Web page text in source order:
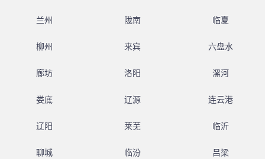
兰州 陇南 临夏
柳州 来宾 六盘水
廊坊 洛阳 漯河
娄底 辽源 连云港
辽阳 莱芜 临沂
聊城 临汾 吕梁